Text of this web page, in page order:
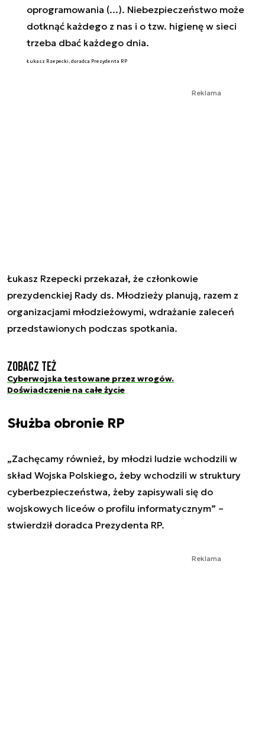
oprogramowania (...). Niebezpieczeństwo może
dotknąć każdego z nas i o tzw. higienę w sieci
trzeba dbać każdego dnia.
Łukasz Rzepecki, doradca Prezydenta RP
Reklama
Łukasz Rzepecki przekazał, że członkowie
prezydenckiej Rady ds. Młodzieży planują, razem z
organizacjami młodzieżowymi, wdrażanie zaleceń
przedstawionych podczas spotkania.
Zobacz też
Cyberwojska testowane przez wrogów.
Doświadczenie na całe życie
Służba obronie RP
„Zachęcamy również, by młodzi ludzie wchodzili w
skład Wojska Polskiego, żeby wchodzili w struktury
cyberbezpieczeństwa, żeby zapisywali się do
wojskowych liceów o profilu informatycznym” –
stwierdził doradca Prezydenta RP.
Reklama